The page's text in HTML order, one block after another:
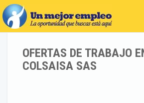
OFERTAS DE TRABAJO
COLSAISA SAS